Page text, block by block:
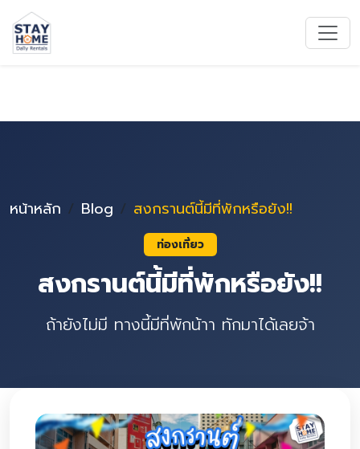
หน้าหลัก Blog สงกรานต์นี้มีที่พักหรือยัง!!
ท่องเที่ยว
สงกรานต์นี้มีที่พักหรือยัง!!
ถ้ายังไม่มี ทางนี้มีที่พักน้าา ทักมาได้เลยจ้า